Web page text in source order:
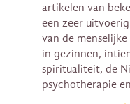
artikelen van
een zeer
van de
in gezinnen,
spiritualiteit, de
psychotherapie